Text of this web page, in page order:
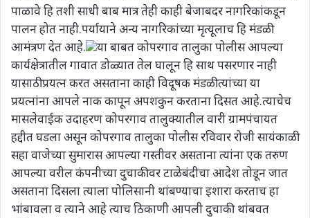
पाळावे हि तशी साधी बाब मात्र तेही काही बेजाबदर नागरिकांकडून
पालन होत नाही.पर्यायाने अन्य नागरिकांच्या मृत्यूलाच हि मंडळी
आमंत्रण देत आहे.
या बाबत कोपरगाव तालुका पोलीस आपल्या
कार्यक्षेत्रातील गावात डोळ्यात तेल घालून हि साथ पसरणार नाही
यासाठी प्रयत्न करत असताना काही विदूषक मंडळी त्यांच्या या
प्रयत्नांना आपले नाक कापून अपशकुन करताना दिसत आहे.त्याचेच
मासलेवाईक उदाहरण कोपरगाव तालुक्यातील वारी ग्रामपंचायत
हद्दीत घडला असून कोपरगाव तालुका पोलीस रविवार रोजी सायंकाळी
सहा वाजेच्या सुमारास आपल्या गस्तीवर असताना त्यांना एक तरुण
आपल्या वरील कंपनीच्या दुचाकीवर टाळेबंदीचा आदेश तोडून जात
असताना दिसला त्याला पोलिसानी थांबण्याचा इशारा करताच हा
भांबावला व त्याने आहे त्याच ठिकाणी आपली दुचाकी थांबवत